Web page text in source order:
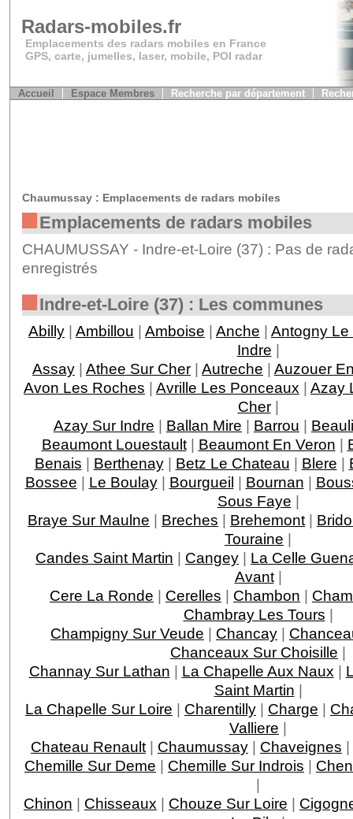
Radars-mobiles.fr
Emplacements des radars mobiles en France
GPS, carte, jumelles, laser, mobile, POI radar
Accueil Espace Membres Recherche par département
Chaumussay : Emplacements de radars mobiles
Emplacements de radars mobiles
CHAUMUSSAY - Indre-et-Loire (37) : Pas de
enregistrés
Indre-et-Loire (37) : Les communes
Abilly | Ambillou | Amboise | Anche | Antogny Le
Indre |
Assay | Athee Sur Cher | Autreche | Auzouer
Avon Les Roches | Avrille Les Ponceaux | Azay
Cher|
Azay Sur Indre | Ballan Mire | Barrou |
Beaumont Louestault| Beaumont En Veron |
Benais | Berthenay| Betz Le Chateau | Blere |
Bossee | Le Boulay| Bourgueil | Bournan |
Sous Faye |
Braye Sur Maulne | Breches | Brehemont |
Touraine |
Candes Saint Martin | Cangey | La Celle
Avant|
Cere La Ronde | Cerelles | Chambon |
Chambray Les Tours |
Champigny Sur Veude | Chancay |
Chanceaux Sur Choisille |
Channay Sur Lathan | La Chapelle Aux Naux |
Saint Martin |
La Chapelle Sur Loire | Charentilly | Charge |
Valliere |
Chateau Renault | Chaumussay | Chaveignes |
Chemille Sur Deme | Chemille Sur Indrois |
|
Chinon | Chisseaux | Chouze Sur Loire |